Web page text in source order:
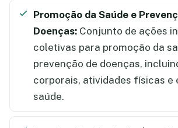
Promoção da Saúde e
Doenças: Conjunto de ações
coletivas para promoção da
prevenção de doenças,
corporais, atividades físicas e
saúde.